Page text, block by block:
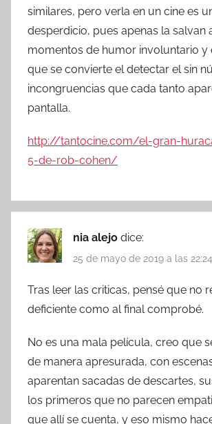
similares, pero verla en un cine es
desperdicio, pues apenas la salvan
momentos de humor involuntario y
que se convierte el detectar el sin
incongruencias que cada tanto
pantalla.
http://tantocine.com/el-gran-
5-de-rob-cohen/
nia alejo dice:
25 de mayo de 2019 a las 22:24
Tras leer las criticas, pensé que no
deficiente como al final comprobé.
No es una mala película, creo que
de manera apresurada, con
aparentan sacadas de descartes,
los primeros que no parecen
que allí se cuenta, y eso mismo